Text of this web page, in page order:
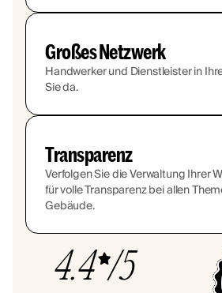
Großes Netzwerk
Handwerker und Dienstleister in
Sie da.
Transparenz
Verfolgen Sie die Verwaltung Ihrer
für volle Transparenz bei allen
Gebäude.
4.4 /5